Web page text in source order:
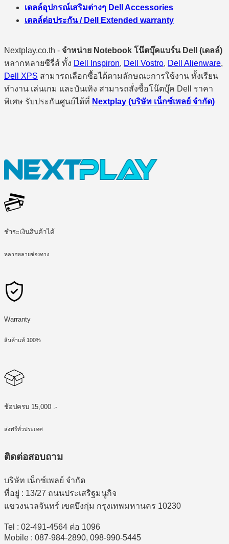
เดลล์อุปกรณ์เสริมต่างๆ Dell Accessories
เดลล์ต่อประกัน / Dell Extended warranty
Nextplay.co.th - จำหน่าย Notebook โน๊ตบุ๊คแบร์น Dell (เดลล์)
หลากหลายซีรี่ส์ ทั้ง Dell Inspiron, Dell Vostro, Dell Alienware,
Dell XPS สามารถเลือกซื้อได้ตามลักษณะการใช้งาน ทั้งเรียน
ทำงาน เล่นเกม และบันเทิง สามารถสั่งซื้อโน๊ตบุ๊ค Dell ราคา
พิเศษ รับประกันศูนย์ได้ที่ Nextplay (บริษัท เน็กซ์เพลย์ จำกัด)
ชำระเงินสินค้าได้
หลากหลายช่องทาง
Warranty
สินค้าแท้ 100%
ช้อปครบ 15,000 .-
ส่งฟรีทั่วประเทศ
ติดต่อสอบถาม
บริษัท เน็กซ์เพลย์ จำกัด
ที่อยู่ : 13/27 ถนนประเสริฐมนูกิจ
แขวงนวลจันทร์ เขตบึงกุ่ม กรุงเทพมหานคร 10230
Tel : 02-491-4564 ต่อ 1096
Mobile : 087-984-2890, 098-990-5445